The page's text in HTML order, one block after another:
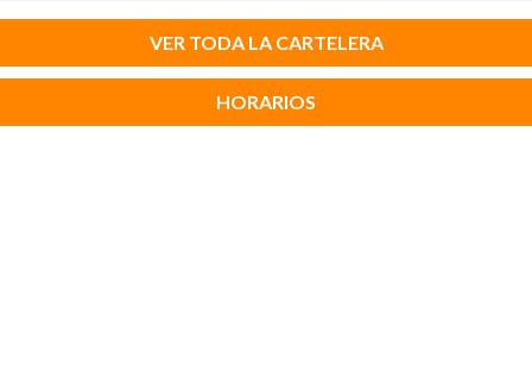
VER TODA LA CARTELERA
HORARIOS